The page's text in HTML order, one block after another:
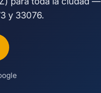
y 33076.